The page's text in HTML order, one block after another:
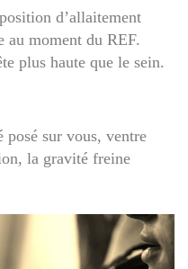
d’allaitement
au moment du REF.
plus haute que le sein.
posé sur vous, ventre
la gravité freine